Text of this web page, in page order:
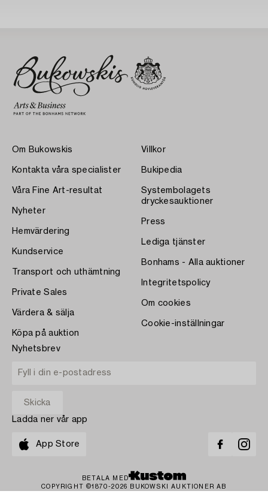
Om Bukowskis
Kontakta våra specialister
Våra Fine Art-resultat
Nyheter
Hemvärdering
Kundservice
Transport och uthämtning
Private Sales
Värdera & sälja
Köpa på auktion
Villkor
Bukipedia
Systembolagets
dryckesauktioner
Press
Lediga tjänster
Bonhams - Alla auktioner
Integritetspolicy
Om cookies
Cookie-inställningar
Nyhetsbrev
Ladda ner vår app
App Store
BETALA MED
COPYRIGHT ©1870-2026 BUKOWSKI AUKTIONER AB